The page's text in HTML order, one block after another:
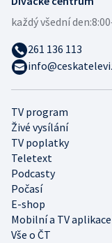
TV program
Živé vysílání
TV poplatky
Teletext
Podcasty
Počasí
E-shop
Mobilní a TV aplikace
Vše o ČT
každý všední den:
261 136 113